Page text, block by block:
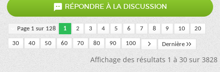
 RÉPONDRE À LA DISCUSSION
Page 1 sur 128 1 2 3 4 5 6 7 8 9 10 20
30 40 50 60 70 80 90 100 Dernière
Affichage des résultats 1 à 30 sur 3828